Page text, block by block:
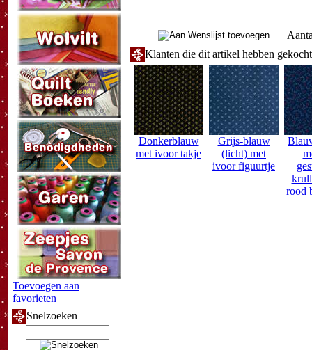
Toevoegen aan
favorieten
Snelzoeken
Klanten die dit artikel hebben
Donkerblauw
met ivoor takje
Grijs-blauw
(licht) met
ivoor figuurtje
rood